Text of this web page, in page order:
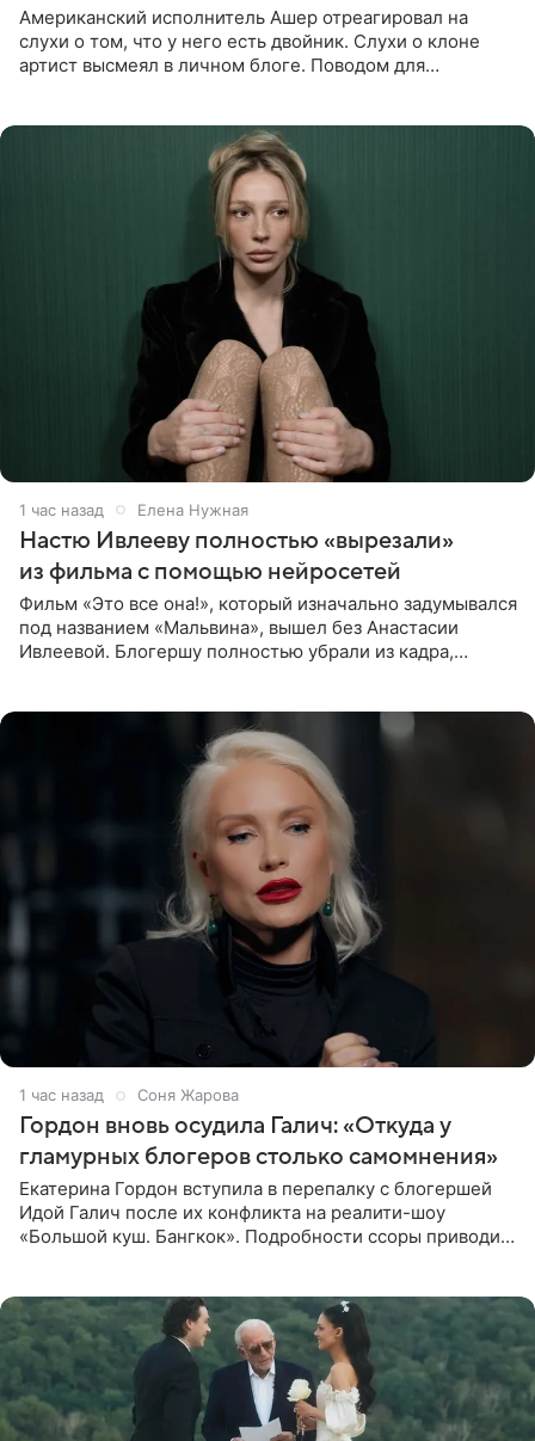
Американский исполнитель Ашер отреагировал на
слухи о том, что у него есть двойник. Слухи о клоне
артист высмеял в личном блоге. Поводом для
1 час назад Елена Нужная
Настю Ивлееву полностью «вырезали»
из фильма с помощью нейросетей
Фильм «Это все она!», который изначально задумывался
под названием «Мальвина», вышел без Анастасии
Ивлеевой. Блогершу полностью убрали из кадра,
1 час назад Соня Жарова
Гордон вновь осудила Галич: «Откуда у
гламурных блогеров столько самомнения»
Екатерина Гордон вступила в перепалку с блогершей
Идой Галич после их конфликта на реалити-шоу
«Большой куш. Бангкок». Подробности ссоры приводит